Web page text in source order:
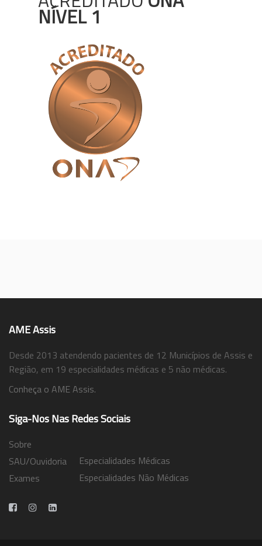
NÍVEL 1
AME Assis
Desde 2013 atendendo pacientes de 12 Municípios de Assis e
Região, em 19 especialidades médicas e 5 não médicas.
Conheça o AME Assis.
Siga-Nos Nas Redes Sociais
Sobre
SAU/Ouvidoria
Exames
Especialidades Médicas
Especialidades Não Médicas